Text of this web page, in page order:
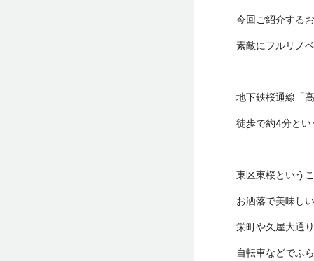
今回ご紹介する
素敵にフルリノ
地下鉄桜通線「
徒歩で約4分と
東区東桜という
お洒落で美味し
栄町や久屋大通
自転車などでふ